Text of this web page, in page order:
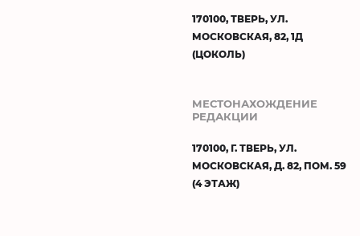
170100, ТВЕРЬ, УЛ.
МОСКОВСКАЯ, 82, 1Д
(ЦОКОЛЬ)
МЕСТОНАХОЖДЕНИЕ
РЕДАКЦИИ
170100, Г. ТВЕРЬ, УЛ.
МОСКОВСКАЯ, Д. 82, ПОМ. 59
(4 ЭТАЖ)